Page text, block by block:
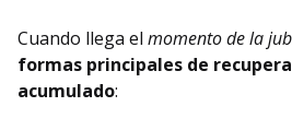
Cuando llega el momento de la
formas principales de
acumulado: